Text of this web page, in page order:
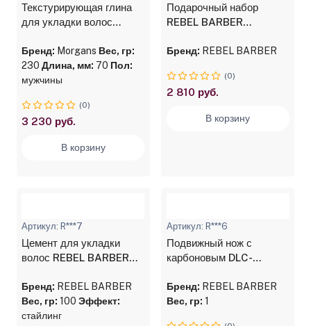
Текстурирующая глина
для укладки волос
120 мл
Бренд: Morgans Вес, гр:
230 Длина, мм: 70 Пол:
мужчины
(0)
3 230 руб.
В корзину
Подарочный набор
REBEL BARBER
Blades
Бренд: REBEL BARBER
(0)
2 810 руб.
В корзину
Артикул: R***7
Цемент для укладки
волос REBEL BARBER
Бренд: REBEL BARBER
Вес, гр: 100 Эффект:
стайлинг
Артикул: R***6
Подвижный нож с
карбоновым DLC-
профессиональных
машинок REBEL BARBER
Бренд: REBEL BARBER
Вес, гр: 1